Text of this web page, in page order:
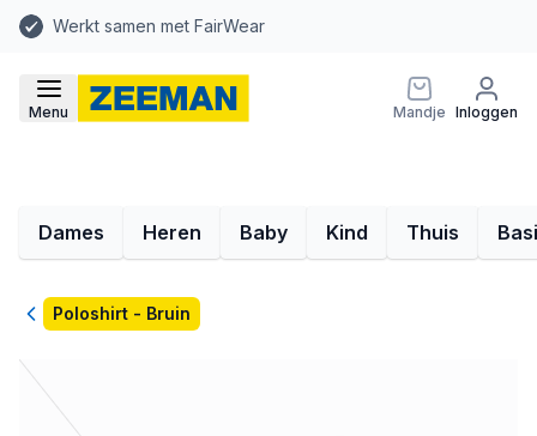
Werkt samen met FairWear
Menu Mandje Inloggen
Dames Heren Baby Kind Thuis
TerugPoloshirt - Bruin